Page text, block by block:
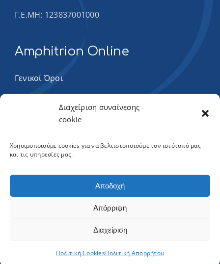
Διαχείριση συναίνεσης
cookie
Χρησιμοποιούμε cookies για να βελτιστοποιούμε τον ιστότοπό μας
και τις υπηρεσίες μας.
Αποδοχή
Απόρριψη
Διαχείριση
Πολιτική CookiesΠολιτική Απορρήτου
Γ.Ε.ΜΗ: 123837001000
Amphitrion Online
Γενικοί Όροι
Πολιτική απορρήτου
Amphitrion Group
© Copyright 2024 Amphitrion Group. Created by